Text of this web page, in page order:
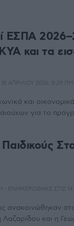
ΕΣΠΑ
και τα
18 ΑΠΡΙΛΊΟΥ 2026, 8:29 ΠΜ
και
για το
- ΕΝΗΜΕΡΏΘΗΚΕ ΣΤΙΣ
ανακοινώθηκαν
και η